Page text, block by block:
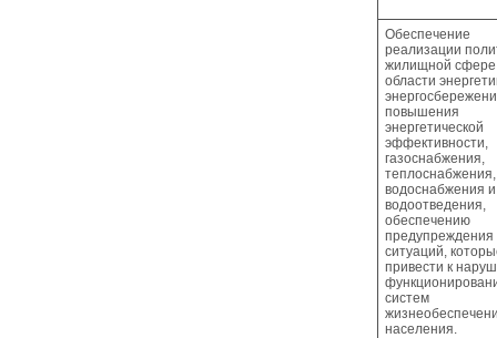
Обеспечение
реализации
жилищной
области
повышения
энергетической
эффективности,
газоснабжения,
теплоснабжения,
водоснабжения и
водоотведения,
обеспечению
предупреждения
ситуаций,
привести к
систем
населения.